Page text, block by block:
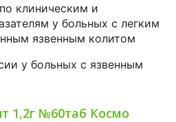
клиническим и
у больных с легким
язвенным колитом
у больных с язвенным
1,2г №60таб Космо